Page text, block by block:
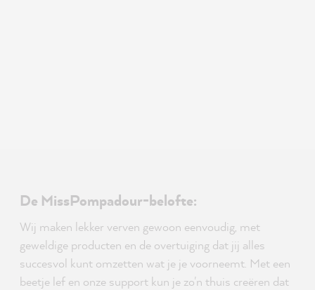
De MissPompadour-belofte:
Wij maken lekker verven gewoon eenvoudig, met
geweldige producten en de overtuiging dat jij alles
succesvol kunt omzetten wat je je voorneemt. Met een
beetje lef en onze support kun je zo'n thuis creëren dat